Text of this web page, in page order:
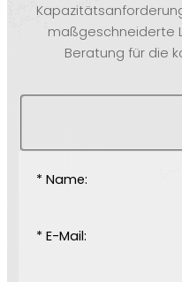
maßgeschneiderte
Beratung für die
* Name:
* E-Mail: